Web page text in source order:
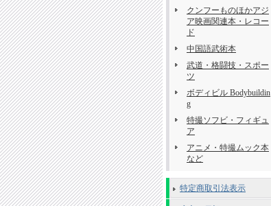
クンフーものほかアジ
ア映画関連本・レコー
ド
中国語武術本
武道・格闘技・スポー
ツ
ボディビル Bodybuildin
g
特撮ソフビ・フィギュ
ア
アニメ・特撮ムック本
など
特定商取引法表示